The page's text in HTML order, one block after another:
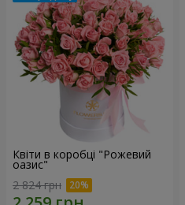
Квіти в коробці "Рожевий
оазис"
2 824 грн